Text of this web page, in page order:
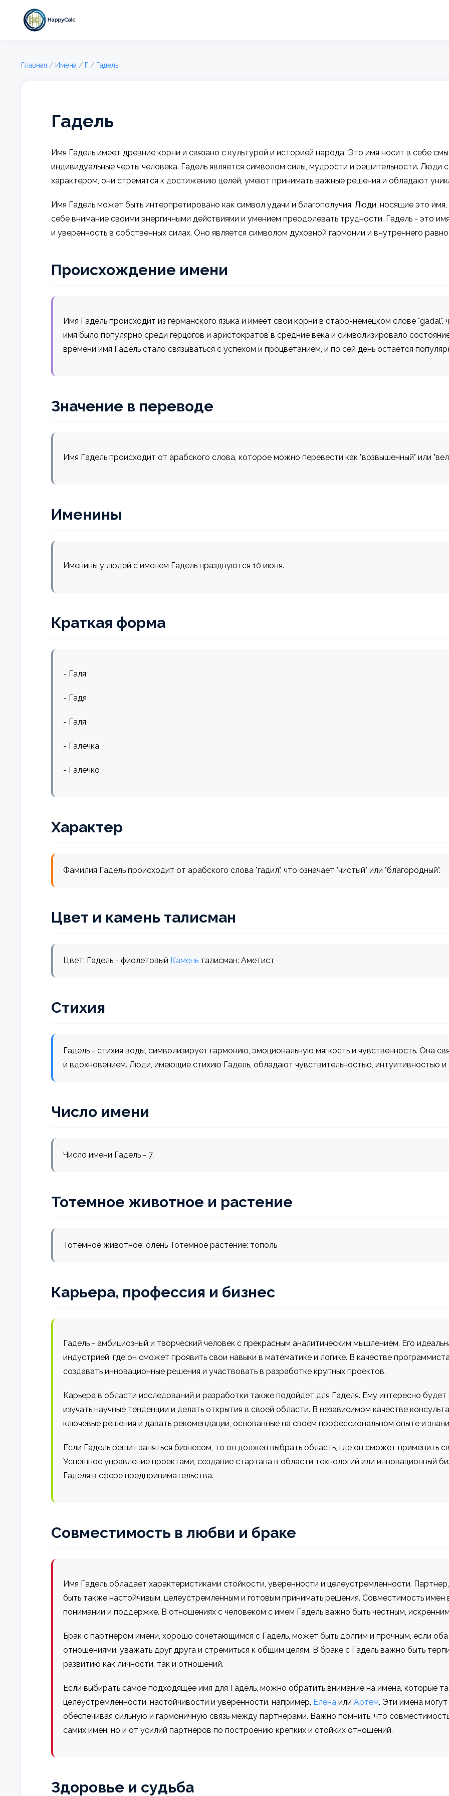
Главная / Имена / Г / Гадель
Гадель
Имя Гадель имеет древние корни и связано с культурой и историей народа. Это имя носит в себе
индивидуальные черты человека. Гадель является символом силы, мудрости и решительности.
характером, они стремятся к достижению целей, умеют принимать важные решения и обладают
Имя Гадель может быть интерпретировано как символ удачи и благополучия. Люди, носящие это
себе внимание своими энергичными действиями и умением преодолевать трудности. Гадель - это
и уверенность в собственных силах. Оно является символом духовной гармонии и внутреннего
Происхождение имени
Имя Гадель происходит из германского языка и имеет свои корни в старо-немецком слове "gadal",
имя было популярно среди герцогов и аристократов в средние века и символизировало
времени имя Гадель стало связываться с успехом и процветанием, и по сей день остается
Значение в переводе
Имя Гадель происходит от арабского слова, которое можно перевести как "возвышенный" или
Именины
Именины у людей с именем Гадель празднуются 10 июня.
Краткая форма
- Галя
- Гадя
- Галя
- Галечка
- Галечко
Характер
Фамилия Гадель происходит от арабского слова "гадил", что означает "чистый" или "благородный".
Цвет и камень талисман
Цвет: Гадель - фиолетовый Камень талисман: Аметист
Стихия
Гадель - стихия воды, символизирует гармонию, эмоциональную мягкость и чувственность. Она
и вдохновением. Люди, имеющие стихию Гадель, обладают чувствительностью, интуитивностью и
Число имени
Число имени Гадель - 7.
Тотемное животное и растение
Тотемное животное: олень Тотемное растение: тополь
Карьера, профессия и бизнес
Гадель - амбициозный и творческий человек с прекрасным аналитическим мышлением. Его
индустрией, где он сможет проявить свои навыки в математике и логике. В качестве
создавать инновационные решения и участвовать в разработке крупных проектов.
Карьера в области исследований и разработки также подойдет для Гаделя. Ему интересно
изучать научные тенденции и делать открытия в своей области. В независимом качестве
ключевые решения и давать рекомендации, основанные на своем профессиональном опыте и
Если Гадель решит заняться бизнесом, то он должен выбрать область, где он сможет применить
Успешное управление проектами, создание стартапа в области технологий или инновационный
Гаделя в сфере предпринимательства.
Совместимость в любви и браке
Имя Гадель обладает характеристиками стойкости, уверенности и целеустремленности.
быть также настойчивым, целеустремленным и готовым принимать решения. Совместимость
понимании и поддержке. В отношениях с человеком с имем Гадель важно быть честным,
Брак с партнером имени, хорошо сочетающимся с Гадель, может быть долгим и прочным, если
отношениями, уважать друг друга и стремиться к общим целям. В браке с Гадель важно быть
развитию как личности, так и отношений.
Если выбирать самое подходящее имя для Гадель, можно обратить внимание на имена, которые
целеустремленности, настойчивости и уверенности, например, Елена или Артем. Эти имена могут
обеспечивая сильную и гармоничную связь между партнерами. Важно помнить, что
самих имен, но и от усилий партнеров по построению крепких и стойких отношений.
Здоровье и судьба